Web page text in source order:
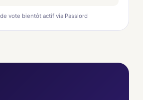
vote bientôt actif via Passlord